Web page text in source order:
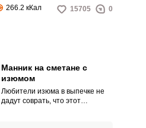
детском саду этот вкуснейшие
266.2 кКал 15705 0
Манник на сметане с
изюмом
Любители изюма в выпечке не
дадут соврать, что этот